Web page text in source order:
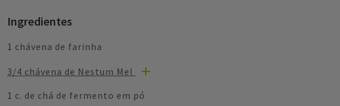
Ingredientes
1 chávena de farinha
3/4 chávena de Nestum Mel
1 c. de chá de fermento em pó